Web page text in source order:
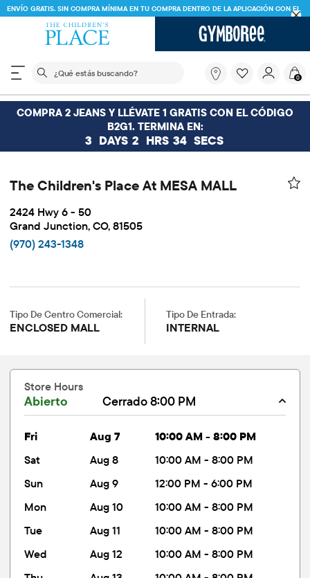
ENVÍO GRATIS. SIN COMPRA MÍNIMA EN TU COMPRA DENTRO DE LA APLICACIÓN CON EL
CÓDIGO
El siguiente campo de búsqueda filtra las
buscando?
0
COMPRA 2 JEANS Y LLÉVATE 1 GRATIS CON EL CÓDIGO
B2G1. TERMINA EN:
3 DAYS 2 HRS 34 SECS
The Children's Place At MESA MALL
2424 Hwy 6 - 50
Grand Junction, CO, 81505
(970) 243-1348
Tipo De Centro Comercial:
ENCLOSED MALL
Tipo De Entrada:
INTERNAL
Store Hours
Abierto Cerrado 8:00 PM
fri Aug 7
10:00 AM - 8:00 PM
sat
Aug 8
10:00 AM - 8:00 PM
sun
Aug 9
12:00 PM - 6:00 PM
mon
Aug 10
10:00 AM - 8:00 PM
tue
Aug 11
10:00 AM - 8:00 PM
wed
Aug 12
10:00 AM - 8:00 PM